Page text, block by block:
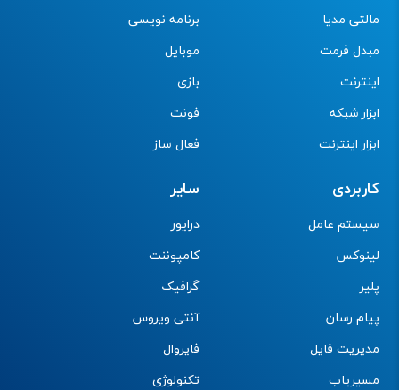
مالتی مدیا
مبدل فرمت
اینترنت
ابزار شبکه
ابزار اینترنت
برنامه نویسی
موبایل
بازی
فونت
فعال ساز
کاربردی
سیستم عامل
لینوکس
پلیر
پیام رسان
مدیریت فایل
مسیریاب
سایر
درایور
کامپوننت
گرافیک
آنتی ویروس
فایروال
تکنولوژی